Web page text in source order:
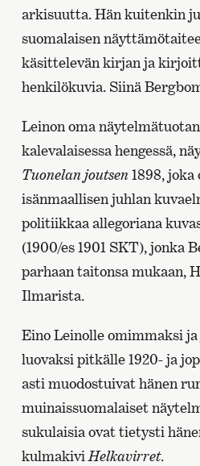
arkisuutta. Hän kuitenkin
suomalaisen
käsittelevän kirjan ja
henkilökuvia. Siinä
Leinon oma
kalevalaisessa hengessä,
Tuonelan joutsen1898, joka
isänmaallisen juhlan
politiikkaa allegoriana
(1900/es 1901 SKT), jonka
parhaan taitonsa mukaan,
Ilmarista.
Eino Leinolle omimmaksi
luovaksi pitkälle 1920- ja
asti muodostuivat hänen
muinaissuomalaiset
sukulaisia ovat tietysti
kulmakiviHelkavirret.